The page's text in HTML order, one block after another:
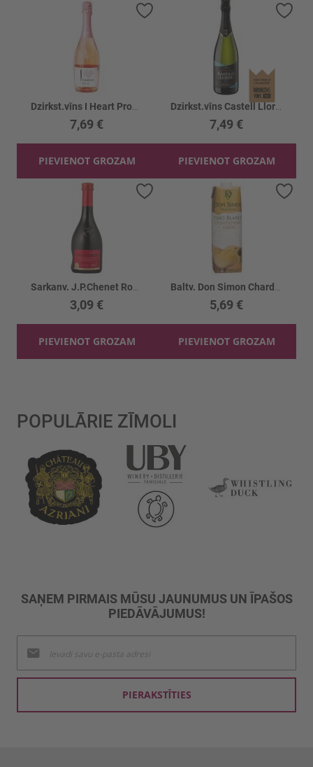
7,69 €
PIEVIENOT GROZAM
Pievienot vēlmju sarakstam
7,49 €
PIEVIENOT GROZAM
3,09 €
PIEVIENOT GROZAM
Pievienot vēlmju sarakstam
5,69 €
PIEVIENOT GROZAM
POPULĀRIE ZĪMOLI
SAŅEM PIRMAIS MŪSU JAUNUMUS UN ĪPAŠOS
PIEDĀVĀJUMUS!
jaunumu
saņemšanai:
PIERAKSTĪTIES